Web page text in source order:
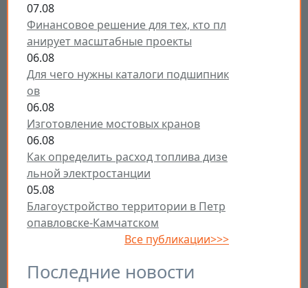
07.08
Финансовое решение для тех, кто пл
анирует масштабные проекты
06.08
Для чего нужны каталоги подшипник
ов
06.08
Изготовление мостовых кранов
06.08
Как определить расход топлива дизе
льной электростанции
05.08
Благоустройство территории в Петр
опавловске-Камчатском
Все публикации>>>
Последние новости